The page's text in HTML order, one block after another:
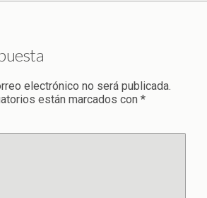
electrónico no será publicada.
están marcados con *